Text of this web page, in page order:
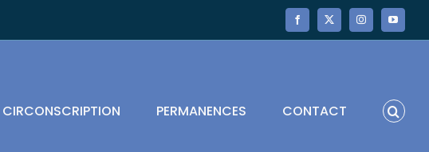
Facebook
X InstagramYouTube
CIRCONSCRIPTION PERMANENCES CONTACT